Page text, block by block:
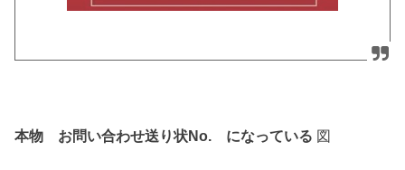
本物 お問い合わせ送り状No. になっている 図